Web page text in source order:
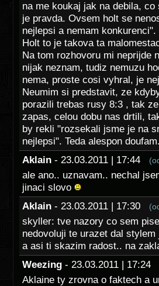
na me koukaj jak na debila,
je pravda. Ovsem holt se
nejlepsi a nemam konkurenci".
Holt to je takova ta
Na tom rozhovoru mi neprijde
nijak neznam, tudiz nemuzu
nema, proste cosi vyhral, je
Neumim si predstavit, ze
porazili trebas rusy 8:3 , tak
zapas, celou dobu nas drtili,
by rekli "rozsekali jsme je na
nejlepsi". Teda alespon
Aklain - 23.03.2011 | 17:44
ale ano.. uznavam.. nechal
jinaci slovo
Aklain - 23.03.2011 | 17:30
skyller: tve nazory co sem
nedovoluji te urazet dal
a asi ti skazim radost.. na
Weezing - 23.03.2011 | 17:24
Aklaine ty zrovna o faktech a